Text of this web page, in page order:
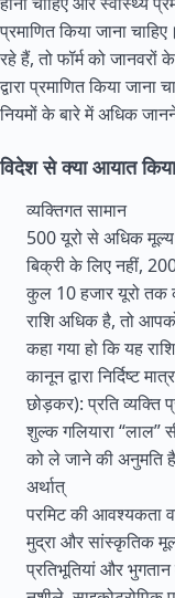
प्रमाणित किया जाना
रहे हैं, तो फॉर्म को जानवरों
द्वारा प्रमाणित किया
नियमों के बारे में अधिक
विदेश से क्या आयात
व्यक्तिगत सामान
500 यूरो से अधिक
बिक्री के लिए नहीं,
कुल 10 हजार यूरो तक
राशि अधिक है, तो
कहा गया हो कि यह
कानून द्वारा निर्दिष्ट
छोड़कर): प्रति
शुल्क गलियारा “लाल”
को ले जाने की अनुमति है
अर्थात्
परमिट की आवश्यकता
मुद्रा और सांस्कृतिक
प्रतिभूतियां और